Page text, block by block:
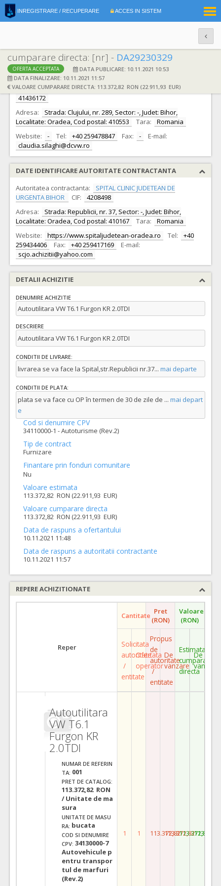
INREGISTRARE / RECUPERARE ACCES IN SISTEM
cumparare directa: [nr] - DA29230329
OFERTA ACCEPTATA
DATA PUBLICARE: 10.11.2021 10:53
DATA FINALIZARE: 10.11.2021 11:57
VALOARE CUMPARARE DIRECTA: 113.372,82 RON (22.911,93 EUR)
DATE IDENTIFICARE OFERTANT
Ofertant: S.C. D&C AUTOMOTIVE WEST S.R.L.
CIF:
41436172
Adresa:
Strada: Clujului, nr. 289, Sector: -, Judet: Bihor,
Localitate: Oradea, Cod postal: 410553
Tara:
Romania
Website:
- Tel: +40 259478847 Fax: -
E-mail:
claudia.silaghi@dcvw.ro
DATE IDENTIFICARE AUTORITATE CONTRACTANTA
Autoritatea contractanta:
SPITAL CLINIC JUDETEAN DE
URGENTA BIHOR
CIF:
4208498
Adresa:
Strada: Republicii, nr. 37, Sector: -, Judet: Bihor,
Localitate: Oradea, Cod postal: 410167
Tara:
Romania
Website:
https://www.spitaljudetean-oradea.ro Tel:
+40
259434406
Fax: +40 259417169
E-mail:
scjo.achizitii@yahoo.com
DETALII ACHIZITIE
DENUMIRE ACHIZITIE
Autoutilitara VW T6.1 Furgon KR 2.0TDI
DESCRIERE
Autoutilitara VW T6.1 Furgon KR 2.0TDI
CONDITII DE LIVRARE:
livrarea se va face la Spital,str.Republicii nr.37... mai departe
CONDITII DE PLATA:
plata se va face cu OP în termen de 30 de zile de ... mai depart
e
Cod si denumire CPV
34110000-1 - Autoturisme (Rev.2)
Tip de contract
Furnizare
Finantare prin fonduri comunitare
Nu
Valoare estimata
113.372,82 RON (22.911,93 EUR)
Valoare cumparare directa
113.372,82 RON (22.911,93 EUR)
Data de raspuns a ofertantului
10.11.2021 11:48
Data de raspuns a autoritatii contractante
10.11.2021 11:57
REPERE ACHIZITIONATE
Reper
Cantitate Pret
(RON)
Valoare
(RON)
Solicitata
autoritate
/
entitate
Ofertata
operator
Propus
de
autoritate
/
entitate
De
vanzare
Estimata
cumparare
directa
De
vanzare
Autoutilitara
VW T6.1
Furgon KR
2.0TDI
NUMAR DE REFERIN
TA: 001
PRET DE CATALOG:
113.372,82 RON
/ Unitate de ma
sura
UNITATE DE MASU
RA: bucata
COD SI DENUMIRE
CPV: 34130000-7
Autovehicule p
entru transpor
tul de marfuri
(Rev.2)
1 1 113.372,82
113.372,82
113.372,82